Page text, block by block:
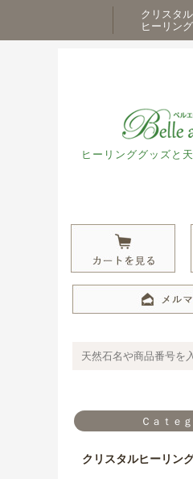
クリスタル
ヒーリング
ヒーリンググッズと
Ｃａｔｅ
クリスタルヒーリン